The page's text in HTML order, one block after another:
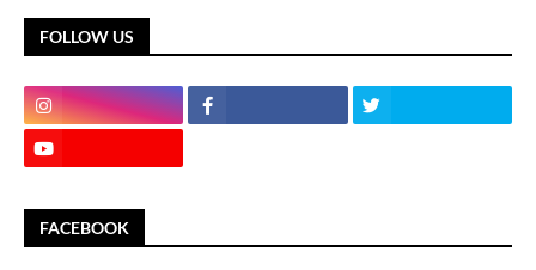
FOLLOW US
FACEBOOK